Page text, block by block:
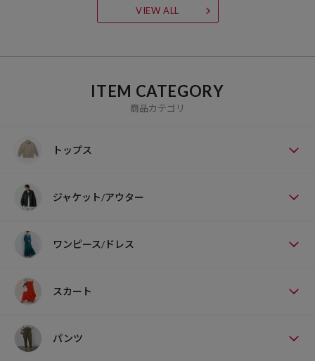
VIEW ALL
ITEM CATEGORY
商品カテゴリ
トップス
ジャケット/アウター
ワンピース/ドレス
スカート
パンツ